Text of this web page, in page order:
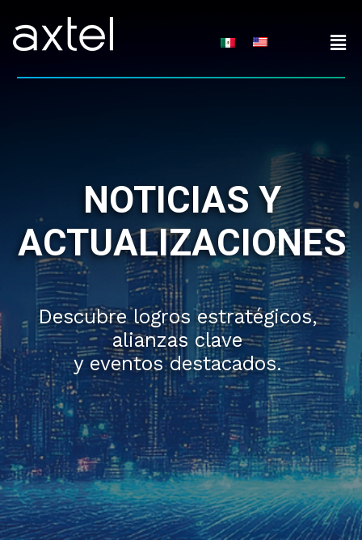
content
NOTICIAS Y
ACTUALIZACIONES
Descubre logros estratégicos,
alianzas clave
y eventos destacados.